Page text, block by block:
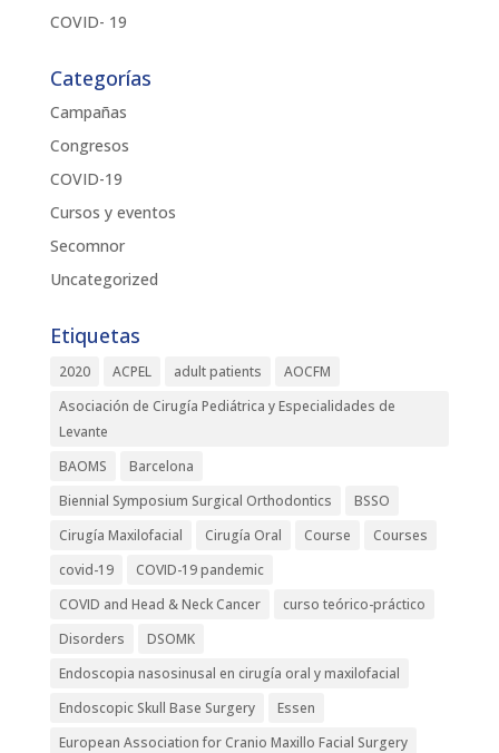
COVID- 19
Categorías
Campañas
Congresos
COVID-19
Cursos y eventos
Secomnor
Uncategorized
Etiquetas
2020 ACPEL adult patients
AOCFM
Asociación de Cirugía Pediátrica y Especialidades de
Levante
BAOMS
Barcelona
Biennial Symposium Surgical Orthodontics
BSSO
Cirugía Maxilofacial
Cirugía Oral Course
Courses
covid-19
COVID-19 pandemic
COVID and Head & Neck Cancer
curso teórico-práctico
Disorders
DSOMK
Endoscopia nasosinusal en cirugía oral y maxilofacial
Endoscopic Skull Base Surgery
Essen
European Association for Cranio Maxillo Facial Surgery